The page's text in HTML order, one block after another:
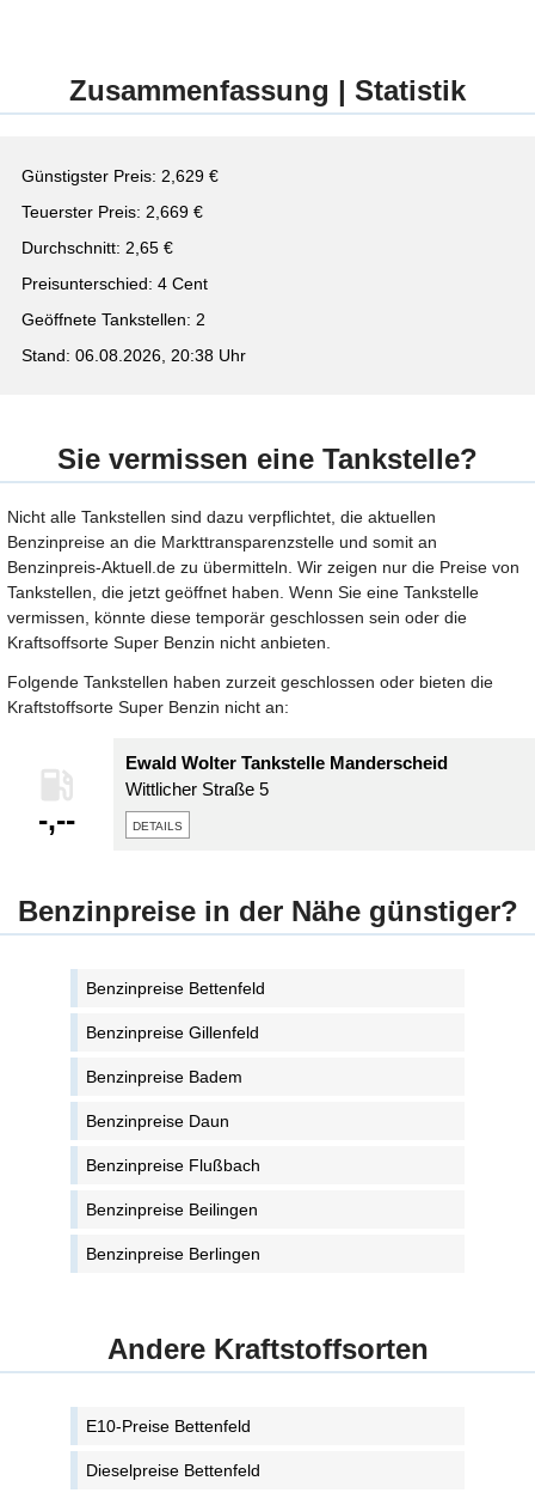
Zusammenfassung | Statistik
Günstigster Preis: 2,629 €
Teuerster Preis: 2,669 €
Durchschnitt: 2,65 €
Preisunterschied: 4 Cent
Geöffnete Tankstellen: 2
Stand: 06.08.2026, 20:38 Uhr
Sie vermissen eine Tankstelle?
Nicht alle Tankstellen sind dazu verpflichtet, die aktuellen
Benzinpreise an die Markttransparenzstelle und somit an
Benzinpreis-Aktuell.de zu übermitteln. Wir zeigen nur die Preise von
Tankstellen, die jetzt geöffnet haben. Wenn Sie eine Tankstelle
vermissen, könnte diese temporär geschlossen sein oder die
Kraftsoffsorte Super Benzin nicht anbieten.
Folgende Tankstellen haben zurzeit geschlossen oder bieten die
Kraftstoffsorte Super Benzin nicht an:
-,--
Ewald Wolter Tankstelle Manderscheid
Wittlicher Straße 5
details
Benzinpreise in der Nähe günstiger?
Benzinpreise Bettenfeld
Benzinpreise Gillenfeld
Benzinpreise Badem
Benzinpreise Daun
Benzinpreise Flußbach
Benzinpreise Beilingen
Benzinpreise Berlingen
Andere Kraftstoffsorten
E10-Preise Bettenfeld
Dieselpreise Bettenfeld